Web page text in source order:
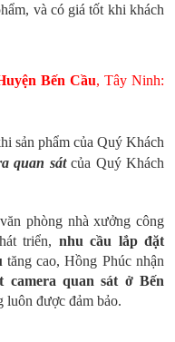
và có giá tốt khi khách
Bến Cầu, Tây Ninh:
sản phẩm của Quý Khách
quan sátcủa Quý Khách
phòng nhà xưởng công
triển, nhu cầu lắp đặt
tăng cao, Hồng Phúc nhận
camera quan sát ở Bến
luôn được đảm bảo.